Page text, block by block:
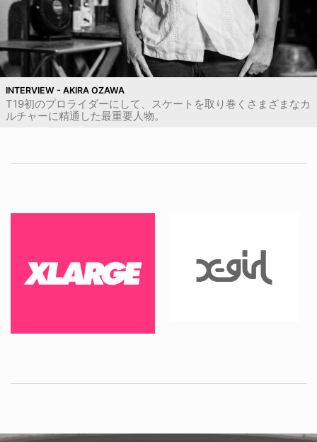
INTERVIEW - AKIRA OZAWA
T19初のプロライダーにして、スケートを取り巻くさまざまなカ
ルチャーに精通した最重要人物。